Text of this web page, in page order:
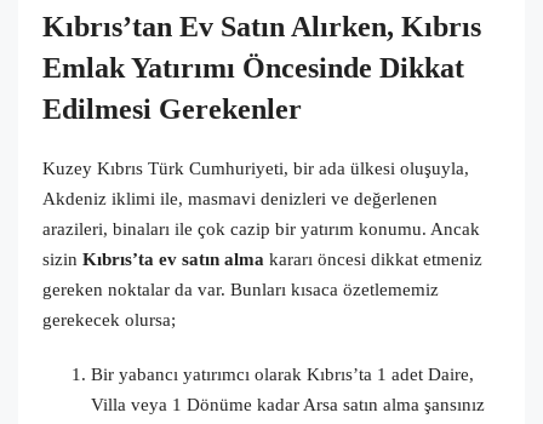
Kıbrıs’tan Ev Satın Alırken, Kıbrıs
Emlak Yatırımı Öncesinde Dikkat
Edilmesi Gerekenler
Kuzey Kıbrıs Türk Cumhuriyeti, bir ada ülkesi oluşuyla,
Akdeniz iklimi ile, masmavi denizleri ve değerlenen
arazileri, binaları ile çok cazip bir yatırım konumu. Ancak
sizin Kıbrıs’ta ev satın alma kararı öncesi dikkat etmeniz
gereken noktalar da var. Bunları kısaca özetlememiz
gerekecek olursa;
Bir yabancı yatırımcı olarak Kıbrıs’ta 1 adet Daire,
Villa veya 1 Dönüme kadar Arsa satın alma şansınız